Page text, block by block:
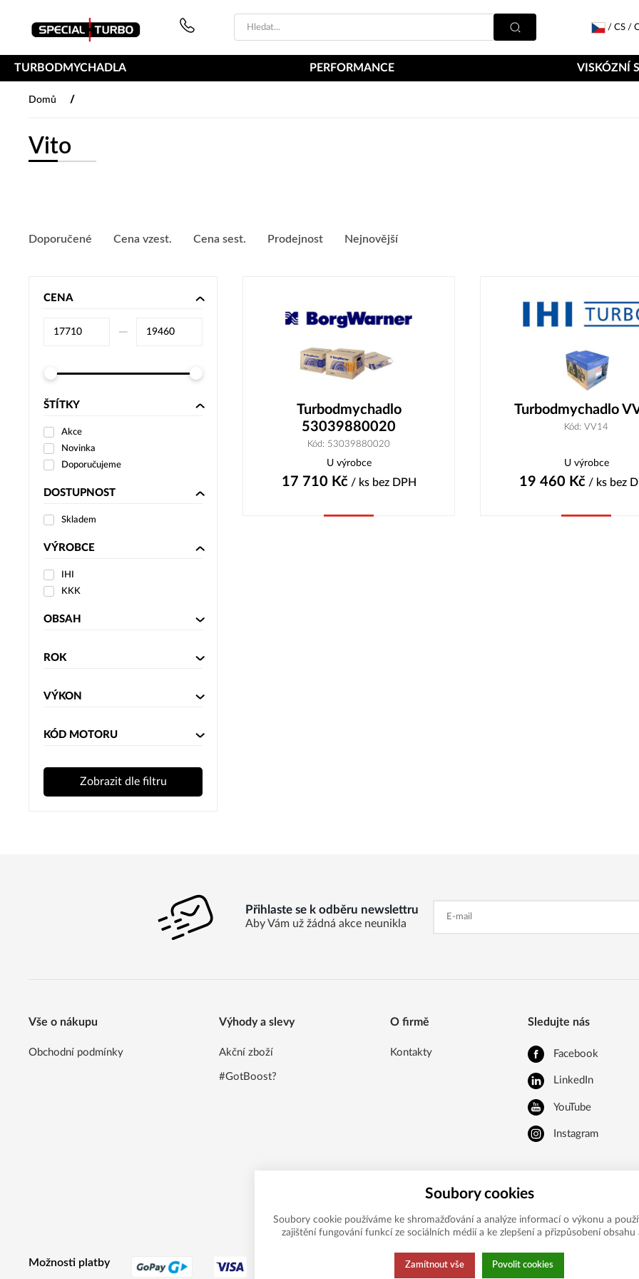
/ CS /
TURBODMYCHADLA PERFORMANCE VISKÓZNÍ
Domů /
Vito
Doporučené Cena vzest. Cena sest. Prodejnost Nejnovější
CENA
–⁠
ŠTÍTKY
Akce
Novinka
Doporučujeme
DOSTUPNOST
Skladem
VÝROBCE
IHI
KKK
OBSAH
ROK
VÝKON
KÓD MOTORU
Zobrazit dle filtru
Turbodmychadlo
53039880020
Kód: 53039880020
U výrobce
17 710 Kč/ ks bez DPH
Turbodmychadlo
Kód: VV14
U výrobce
19 460 Kč/ ks bez
Přihlaste se k odběru newslettru
Aby Vám už žádná akce neunikla
Vše o nákupu
Obchodní podmínky
Výhody a slevy
Akční zboží
#GotBoost?
O firmě
Kontakty
Sledujte nás
Facebook
LinkedIn
YouTube
Instagram
Možnosti platby
Soubory cookies
Soubory cookie používáme ke shromažďování a analýze informací o výkonu a
zajištění fungování funkcí ze sociálních médií a ke zlepšení a přizpůsobení obsahu
Zamítnout vše Povolit cookies